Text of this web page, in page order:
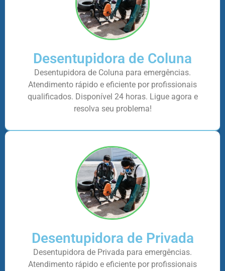
Desentupidora de Coluna
Desentupidora de Coluna para emergências.
Atendimento rápido e eficiente por profissionais
qualificados. Disponível 24 horas. Ligue agora e
resolva seu problema!
Desentupidora de Privada
Desentupidora de Privada para emergências.
Atendimento rápido e eficiente por profissionais